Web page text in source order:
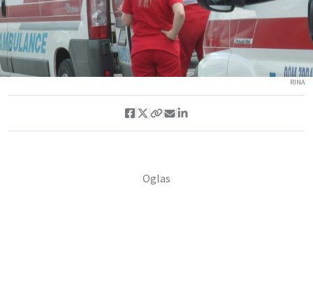
RINA